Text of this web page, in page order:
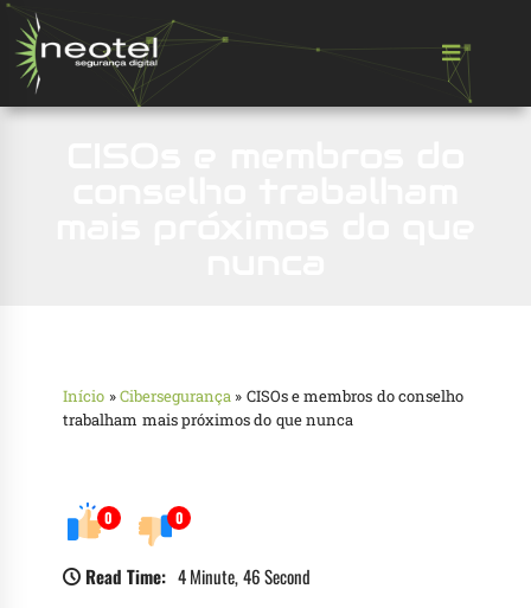
Início »Cibersegurança » CISOs e membros do conselho
trabalham mais próximos do que nunca
0 0
Read Time: 4 Minute, 46 Second